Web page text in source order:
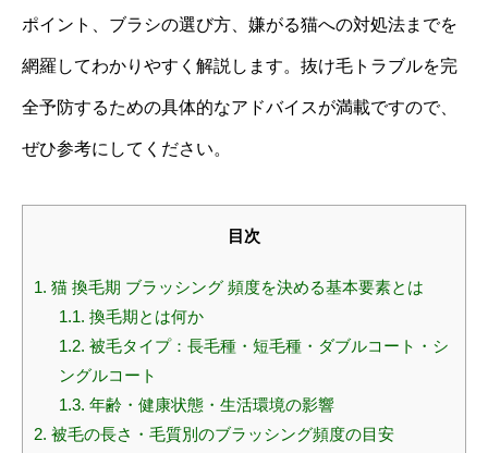
ポイント、ブラシの選び方、嫌がる猫への対処法までを
網羅してわかりやすく解説します。抜け毛トラブルを完
全予防するための具体的なアドバイスが満載ですので、
ぜひ参考にしてください。
目次
1. 猫 換毛期 ブラッシング 頻度を決める基本要素とは
1.1. 換毛期とは何か
1.2. 被毛タイプ：長毛種・短毛種・ダブルコート・シ
ングルコート
1.3. 年齢・健康状態・生活環境の影響
2. 被毛の長さ・毛質別のブラッシング頻度の目安